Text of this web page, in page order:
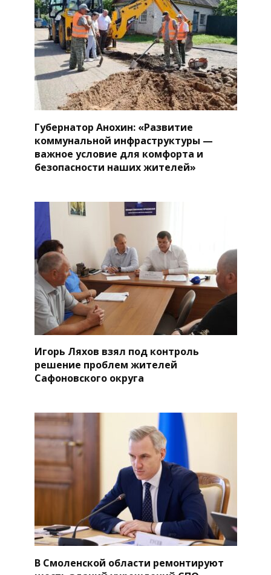
Губернатор Анохин: «Развитие
коммунальной инфраструктуры —
важное условие для комфорта и
безопасности наших жителей»
Игорь Ляхов взял под контроль
решение проблем жителей
Сафоновского округа
В Смоленской области ремонтируют